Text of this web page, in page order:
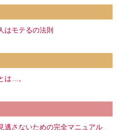
はモテるの法則
は…。
逃さないための完全マニュアル